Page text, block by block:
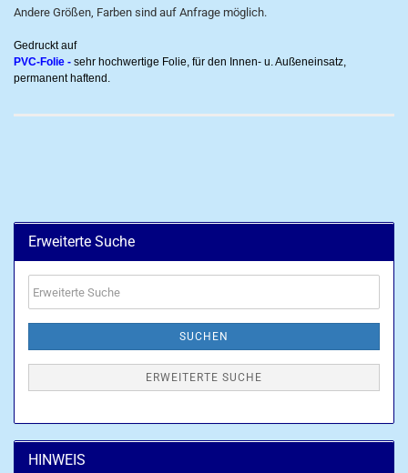
Andere Größen, Farben sind auf Anfrage möglich.
Gedruckt auf
PVC-Folie - sehr hochwertige Folie, für den Innen- u. Außeneinsatz,
permanent haftend.
Erweiterte Suche
Suche
SUCHEN
ERWEITERTE SUCHE
HINWEIS